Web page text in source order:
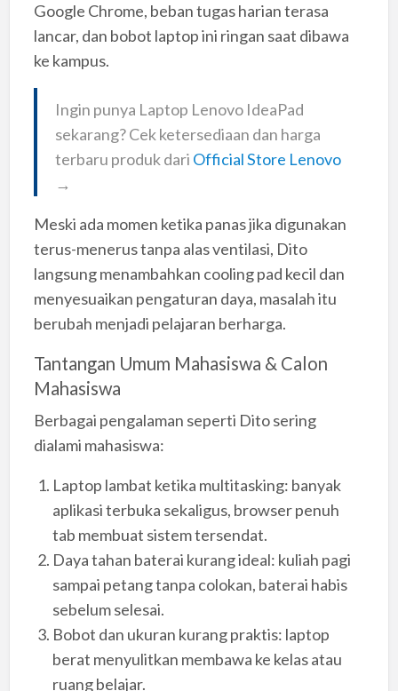
Google Chrome, beban tugas harian terasa
lancar, dan bobot laptop ini ringan saat dibawa
ke kampus.
Ingin punya Laptop Lenovo IdeaPad
sekarang? Cek ketersediaan dan harga
terbaru produk dari Official Store Lenovo
→
Meski ada momen ketika panas jika digunakan
terus-menerus tanpa alas ventilasi, Dito
langsung menambahkan cooling pad kecil dan
menyesuaikan pengaturan daya, masalah itu
berubah menjadi pelajaran berharga.
Tantangan Umum Mahasiswa & Calon
Mahasiswa
Berbagai pengalaman seperti Dito sering
dialami mahasiswa:
Laptop lambat ketika multitasking: banyak
aplikasi terbuka sekaligus, browser penuh
tab membuat sistem tersendat.
Daya tahan baterai kurang ideal: kuliah pagi
sampai petang tanpa colokan, baterai habis
sebelum selesai.
Bobot dan ukuran kurang praktis: laptop
berat menyulitkan membawa ke kelas atau
ruang belajar.